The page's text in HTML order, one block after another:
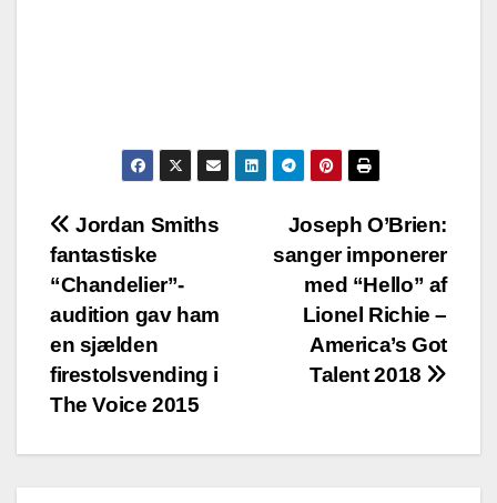
Post
navigation
Joseph O’Brien:
sanger imponerer
med “Hello” af
Lionel Richie –
America’s Got
Talent 2018
Jordan Smiths
fantastiske
“Chandelier”-
audition gav ham
en sjælden
firestolsvending i
The Voice 2015